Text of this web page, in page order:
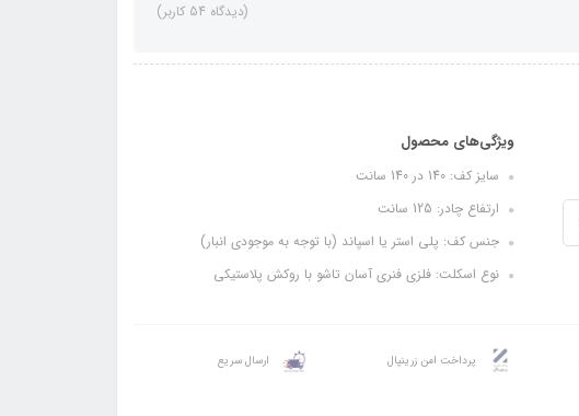
(دیدگاه 54 کاربر)
ویژگی‌های محصول
سایز کف: 140 در 140 سانت
ارتفاع چادر: 125 سانت
جنس کف: پلی استر یا اسپاند (با توجه به موجودی انبار)
نوع اسکلت: فلزی فنری آسان تاشو با روکش پلاستیکی
پرداخت امن زرینپال ارسال سریع